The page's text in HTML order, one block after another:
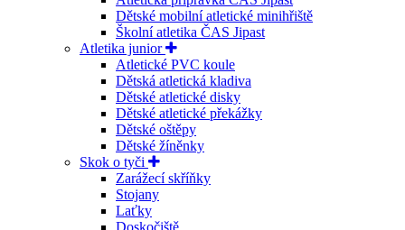
Dětské mobilní atletické minihřiště
Školní atletika ČAS Jipast
Atletika junior
Atletické PVC koule
Dětská atletická kladiva
Dětské atletické disky
Dětské atletické překážky
Dětské oštěpy
Dětské žíněnky
Skok o tyči
Zarážecí skříňky
Stojany
Laťky
Doskočiště